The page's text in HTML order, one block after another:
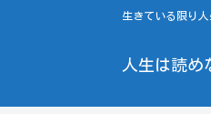
生きている限り
人生は読め